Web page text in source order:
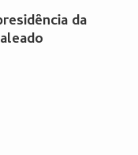
da